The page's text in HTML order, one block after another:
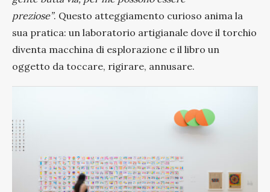
preziose”. Questo atteggiamento curioso anima la
sua pratica: un laboratorio artigianale dove il torchio
diventa macchina di esplorazione e il libro un
oggetto da toccare, rigirare, annusare.